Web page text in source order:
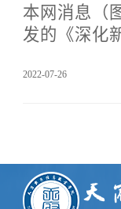
学院于2022
入职教职员
本网消息（
发的《深化
署，稳步有
办、人事
议。会前
方案》颁布
案》精神作
2022-07-26